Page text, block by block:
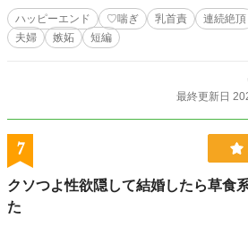
ハッピーエンド ♡喘ぎ 乳首責 連続絶頂
夫婦
嫉妬 短編
最終更新日
7
クソつよ性欲隠して結婚したら草食
た